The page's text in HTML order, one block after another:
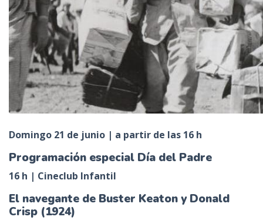
Domingo 21 de junio | a partir de las 16 h
Programación especial Día del Padre
16 h | Cineclub Infantil
El navegante de Buster Keaton y Donald
Crisp (1924)